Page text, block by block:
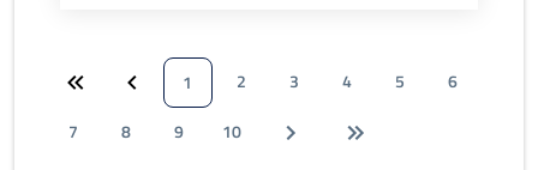
1 2 3 4 5
6
7
8 9 10